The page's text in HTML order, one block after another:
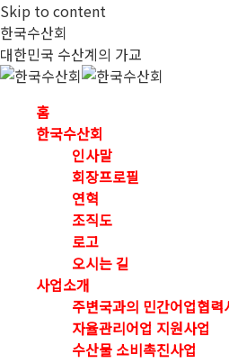
Skip to content
한국수산회
대한민국 수산계의 가교
홈
한국수산회
인사말
회장프로필
연혁
조직도
로고
오시는 길
사업소개
주변국과의 민간어업협력
자율관리어업 지원사업
수산물 소비촉진사업